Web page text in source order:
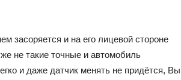
засоряется и на его лицевой стороне
не такие точные и автомобиль
и даже датчик менять не придётся, Вы